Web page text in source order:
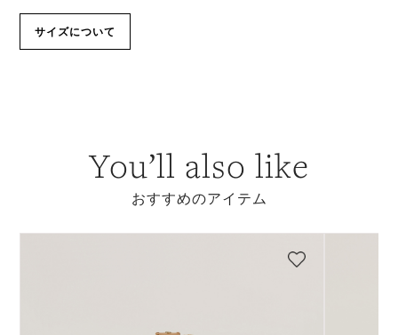
サイズについて
You’ll also like
おすすめのアイテム